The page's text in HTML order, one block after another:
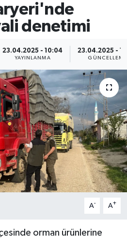
denetimi
23.04.2025 - 10:04
YAYINLANMA
23.04.2025 -
GÜNCELLEME
A- A+
orman ürünlerine